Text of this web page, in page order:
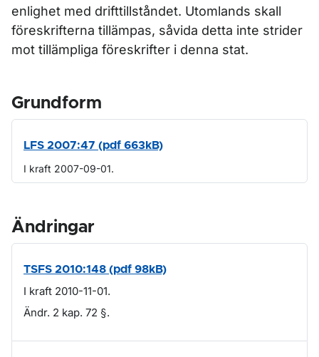
enlighet med drifttillståndet. Utomlands skall
föreskrifterna tillämpas, såvida detta inte strider
mot tillämpliga föreskrifter i denna stat.
Grundform
LFS 2007:47 (pdf 663kB)
I kraft 2007-09-01.
Ändringar
TSFS 2010:148 (pdf 98kB)
I kraft 2010-11-01.
Ändr. 2 kap. 72 §.